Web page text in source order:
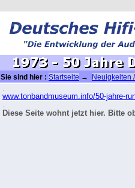
Sie sind hier : Startseite →
Neuigkeiten
.
www.tonbandmuseum.info/50-jahre-
.
Diese Seite wohnt jetzt hier. Bitte